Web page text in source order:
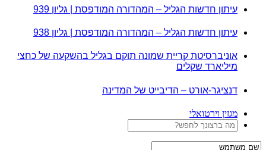
עיתון חדשות הגליל – המהדורה המודפסת | גליון 939
עיתון חדשות הגליל – המהדורה המודפסת | גליון 938
אוניברסיטת קריית שמונה תוקם בגליל בהשקעה של כחצי
מיליארד שקלים
דנציגר-אורט – הדיבייט של המדינה
מגזין וירטואלי